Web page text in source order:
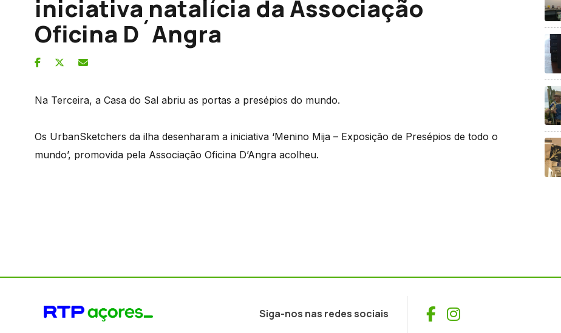
iniciativa natalícia da Associação
Oficina D´Angra
Na Terceira, a Casa do Sal abriu as portas a presépios do mundo.
Os UrbanSketchers da ilha desenharam a iniciativa ‘Menino Mija – Exposição de Presépios de todo o
mundo’, promovida pela Associação Oficina D’Angra acolheu.
Siga-nos nas redes sociais Facebook
Instagram